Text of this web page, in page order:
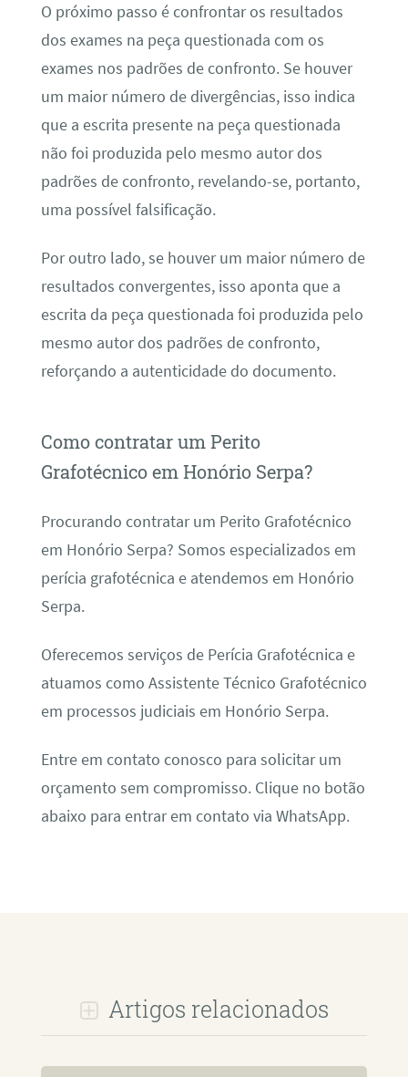
O próximo passo é confrontar os resultados
dos exames na peça questionada com os
exames nos padrões de confronto. Se houver
um maior número de divergências, isso indica
que a escrita presente na peça questionada
não foi produzida pelo mesmo autor dos
padrões de confronto, revelando-se, portanto,
uma possível falsificação.
Por outro lado, se houver um maior número de
resultados convergentes, isso aponta que a
escrita da peça questionada foi produzida pelo
mesmo autor dos padrões de confronto,
reforçando a autenticidade do documento.
Como contratar um Perito
Grafotécnico em Honório Serpa?
Procurando contratar um Perito Grafotécnico
em Honório Serpa? Somos especializados em
perícia grafotécnica e atendemos em Honório
Serpa.
Oferecemos serviços de Perícia Grafotécnica e
atuamos como Assistente Técnico Grafotécnico
em processos judiciais em Honório Serpa.
Entre em contato conosco para solicitar um
orçamento sem compromisso. Clique no botão
abaixo para entrar em contato via WhatsApp.
Artigos relacionados